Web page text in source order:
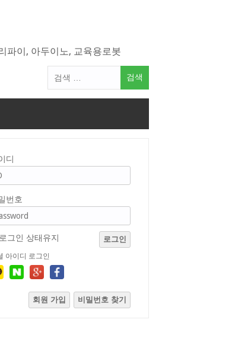
파이, 아두이노, 교육용로봇
색
디
번호
로그인 상태유지 로그인
아이디 로그인
회원 가입 비밀번호 찾기